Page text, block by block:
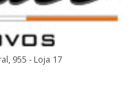
955 - Loja 17